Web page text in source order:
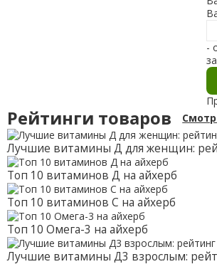
-
Рейтинги товаров
Лучшие витамины Д для женщин:
Топ 10 витаминов Д на айхерб
Топ 10 витаминов С на айхерб
Топ 10 Омега-3 на айхерб
Лучшие витамины Д3 взрослым: